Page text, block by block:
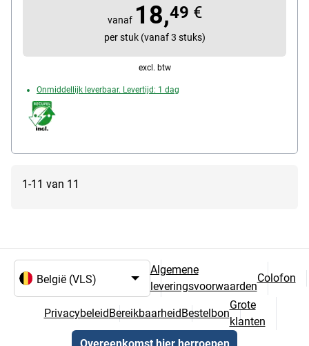
vanaf 18,49 €
per stuk (vanaf 3 stuks)
excl. btw
Onmiddellijk leverbaar. Levertijd: 1 dag
1-11 van 11
Algemene
leveringsvoorwaarden
Colofon
Privacybeleid Bereikbaarheid Bestelbon
Grote
klanten